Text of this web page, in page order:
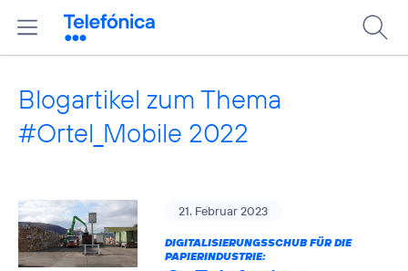
Blogartikel zum Thema
#Ortel_Mobile 2022
21. Februar 2023
DIGITALISIERUNGSSCHUB FÜR DIE
PAPIERINDUSTRIE: